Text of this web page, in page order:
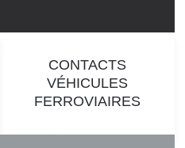
CONTACTS
VÉHICULES
FERROVIAIRES